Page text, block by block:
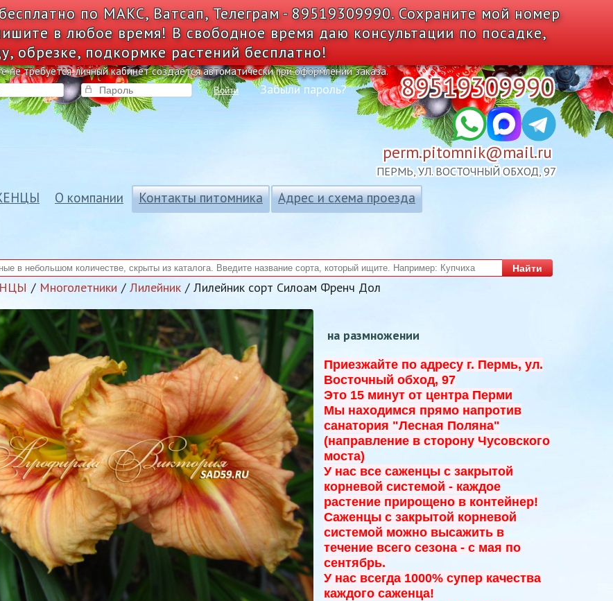
по МАКС, Ватсап, Телеграм - 89519309990. Сохраните мой номер
в любое время! В свободное время даю консультации по посадке,
обрезке, подкормке растений бесплатно!
не требуется, личный кабинет создается автоматически при оформлении заказа.
Войти Забыли пароль?
Найти
89519309990
perm.pitomnik@mail.ru
ПЕРМЬ, УЛ. ВОСТОЧНЫЙ ОБХОД, 97
О компании Контакты питомника Адрес и схема проезда
Многолетники Лилейник Лилейник сорт Силоам Френч Дол
на размножении
Приезжайте по адресу г. Пермь, ул.
Восточный обход, 97
Это 15 минут от центра Перми
Мы находимся прямо напротив
санатория "Лесная Поляна"
(направление в сторону Чусовского
моста)
У нас все саженцы с закрытой
корневой системой - каждое
растение прирощено в контейнер!
Саженцы с закрытой корневой
системой можно высажить в
течение всего сезона - с мая по
сентябрь.
У нас всегда 1000% супер качества
каждого саженца!